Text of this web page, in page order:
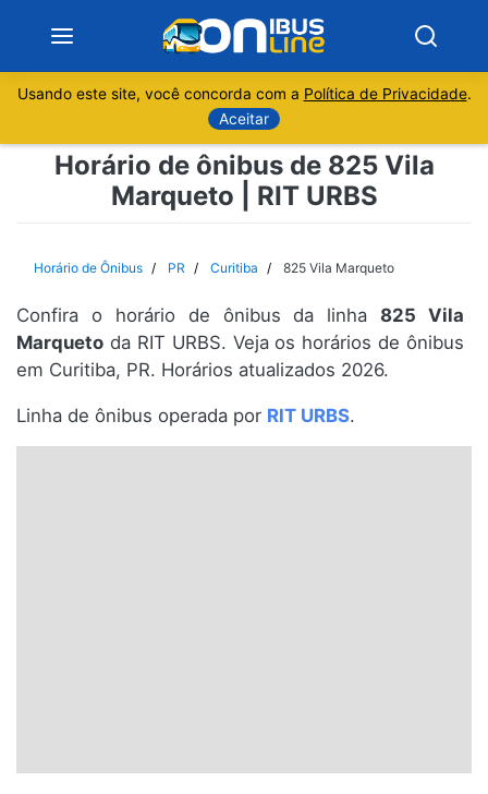
Sobre
Rio de Janeiro
Usando este site, você concorda com a Política de Privacidade.
Aceitar
Horário de ônibus de 825 Vila
Marqueto | RIT URBS
Horário de Ônibus PR Curitiba 825 Vila Marqueto
Confira o horário de ônibus da linha825 Vila
Marqueto da RIT URBS. Veja os horários de ônibus
em Curitiba, PR. Horários atualizados 2026.
Linha de ônibus operada por RIT URBS.